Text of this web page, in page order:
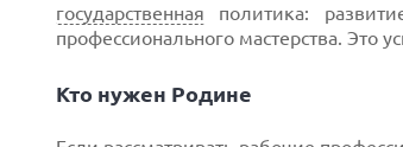
государственная политика:
профессионального мастерства. Это
Кто нужен Родине